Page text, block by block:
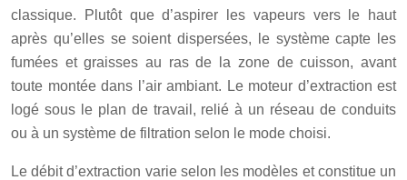
classique. Plutôt que d’aspirer les vapeurs vers le haut
après qu’elles se soient dispersées, le système capte les
fumées et graisses au ras de la zone de cuisson, avant
toute montée dans l’air ambiant. Le moteur d’extraction est
logé sous le plan de travail, relié à un réseau de conduits
ou à un système de filtration selon le mode choisi.
Le débit d’extraction varie selon les modèles et constitue un